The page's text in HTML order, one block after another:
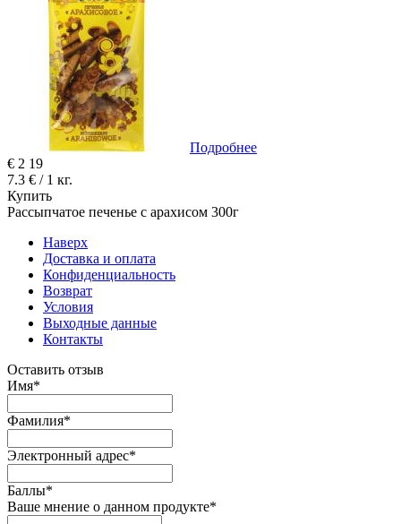
Подробнее
€ 2 19
7.3 € / 1 кг.
Купить
Рассыпчатое печенье с арахисом 300г
Наверх
Доставка и оплата
Конфиденциальность
Возврат
Условия
Выходные данные
Контакты
Оставить отзыв
Имя*
Фамилия*
Электронный адрес*
Баллы*
Ваше мнение о данном продукте*